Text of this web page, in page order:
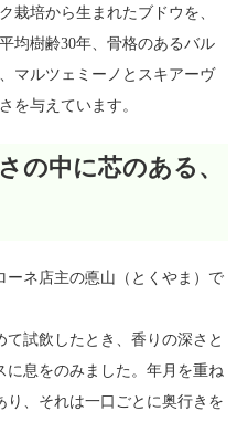
栽培から生まれたブドウを、
均樹齢30年、骨格のあるバル
マルツェミーノとスキアーヴ
を与えています。
の中に芯のある、
ーネ店主の悳山（とくやま）で
て試飲したとき、香りの深さと
に息をのみました。年月を重ね
り、それは一口ごとに奥行きを